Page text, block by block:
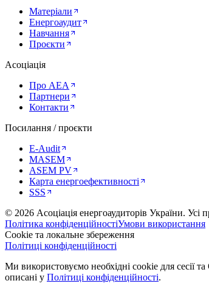
Матеріали
Енергоаудит
Навчання
Проєкти
Асоціація
Про AEA
Партнери
Контакти
Посилання / проєкти
E-Audit
MASEM
ASEM PV
Карта енергоефективності
SSS
© 2026 Асоціація енергоаудиторів України. Усі
Політика конфіденційностіУмови використання
Cookie та локальне збереження
Політиці конфіденційності
Ми використовуємо необхідні cookie для сесії
описані у Політиці конфіденційності.